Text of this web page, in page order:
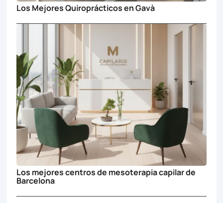
Los Mejores Quiroprácticos en Gavà
Los mejores centros de mesoterapia capilar de
Barcelona